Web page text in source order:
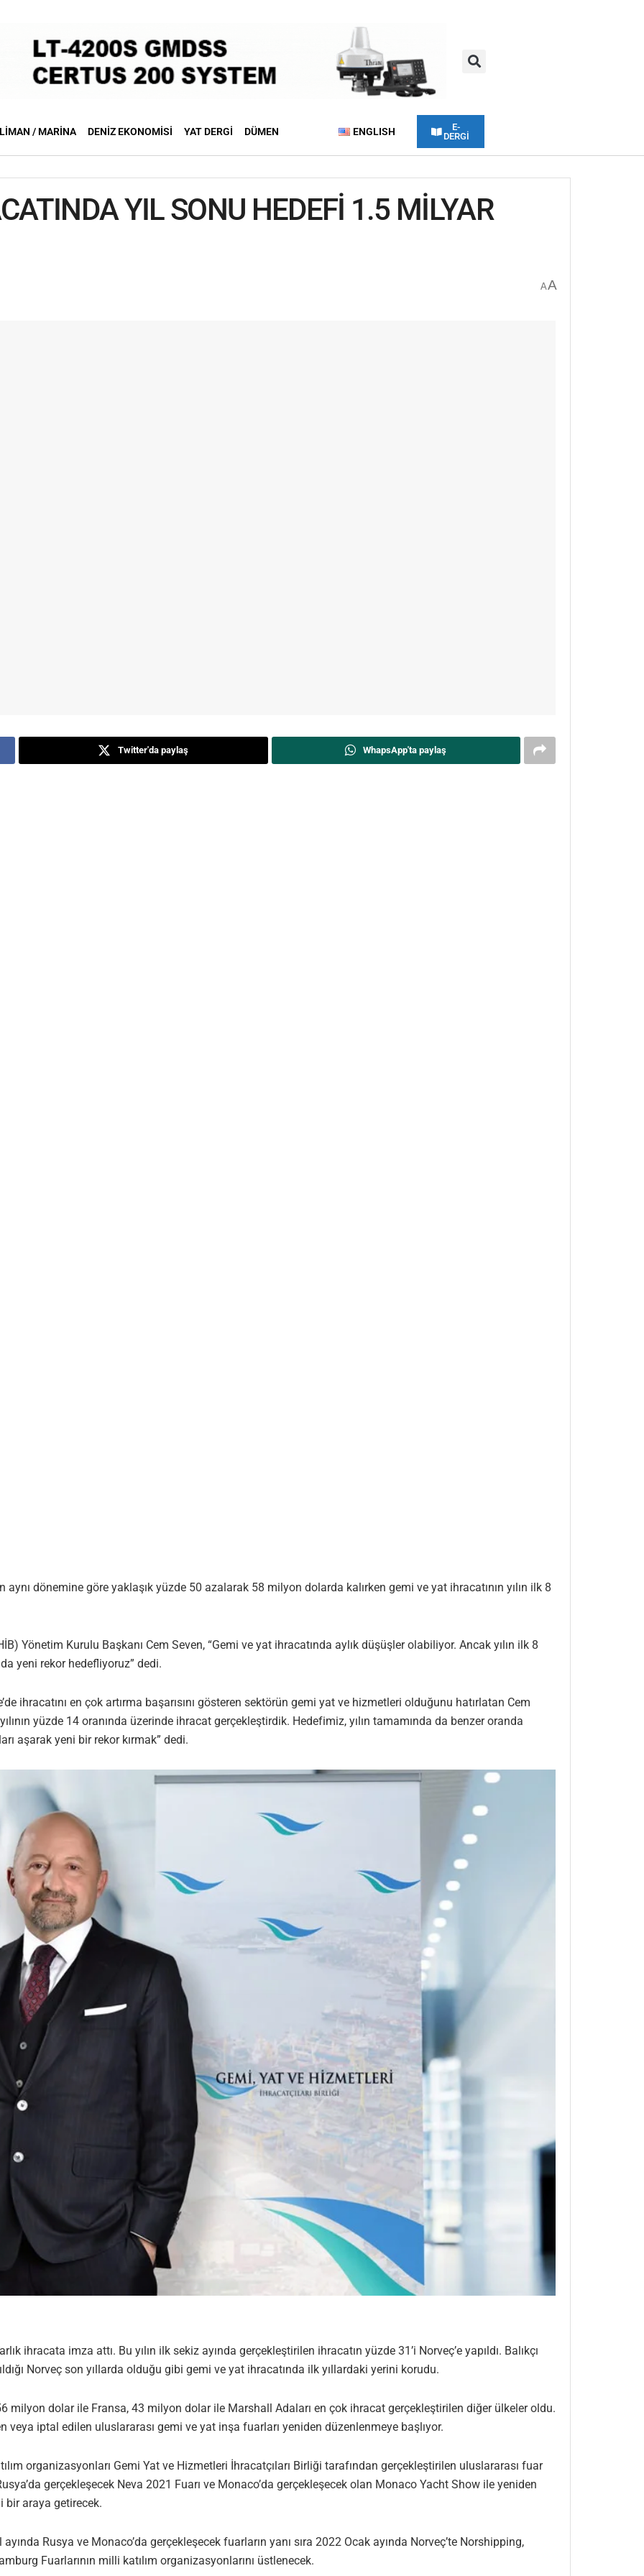
LIMAN / MARINA DENIZ EKONOMISI YAT DERGI DÜMEN ENGLISH
E-
DERGİ
YIL SONU HEDEFİ 1.5 MİLYAR
AA
Twitter'da paylaş WhapsApp'ta paylaş
aynı dönemine göre yaklaşık yüzde 50 azalarak 58 milyon dolarda kalırken gemi ve yat ihracatının yılın ilk 8
Yönetim Kurulu Başkanı Cem Seven, “Gemi ve yat ihracatında aylık düşüşler olabiliyor. Ancak yılın ilk 8
yeni rekor hedefliyoruz” dedi.
ihracatını en çok artırma başarısını gösteren sektörün gemi yat ve hizmetleri olduğunu hatırlatan Cem
yüzde 14 oranında üzerinde ihracat gerçekleştirdik. Hedefimiz, yılın tamamında da benzer oranda
aşarak yeni bir rekor kırmak” dedi.
ihracata imza attı. Bu yılın ilk sekiz ayında gerçekleştirilen ihracatın yüzde 31’i Norveç’e yapıldı. Balıkçı
Norveç son yıllarda olduğu gibi gemi ve yat ihracatında ilk yıllardaki yerini korudu.
milyon dolar ile Fransa, 43 milyon dolar ile Marshall Adaları en çok ihracat gerçekleştirilen diğer ülkeler oldu.
veya iptal edilen uluslararası gemi ve yat inşa fuarları yeniden düzenlenmeye başlıyor.
organizasyonları Gemi Yat ve Hizmetleri İhracatçıları Birliği tarafından gerçekleştirilen uluslararası fuar
gerçekleşecek Neva 2021 Fuarı ve Monaco’da gerçekleşecek olan Monaco Yacht Show ile yeniden
bir araya getirecek.
Rusya ve Monaco’da gerçekleşecek fuarların yanı sıra 2022 Ocak ayında Norveç’te Norshipping,
Fuarlarının milli katılım organizasyonlarını üstlenecek.